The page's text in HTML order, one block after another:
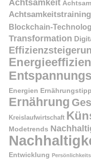
Achtsamkeit
Achtsamkeitstraining
Blockchain-
Transformation
Energien
Ernährung
Kreislaufwirtschaft
Modetrends
Entwicklung